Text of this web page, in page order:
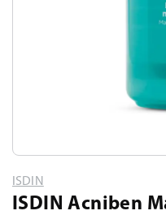
ISDIN
ISDIN Acniben